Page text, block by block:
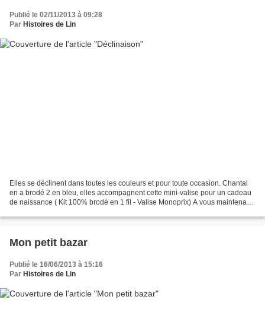
Publié le 02/11/2013 à 09:28
Par Histoires de Lin
Elles se déclinent dans toutes les couleurs et pour toute occasion. Chantal
en a brodé 2 en bleu, elles accompagnent cette mini-valise pour un cadeau
de naissance ( Kit 100% brodé en 1 fil - Valise Monoprix) A vous maintenant
Mon petit bazar
Publié le 16/06/2013 à 15:16
Par Histoires de Lin